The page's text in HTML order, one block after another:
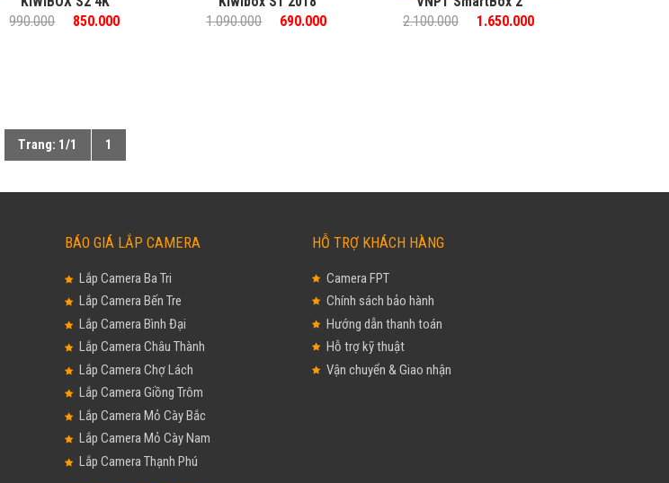
990.000
850.000
1.090.000
690.000
2.100.000
1.650.000
Trang: 1/1 1
BÁO GIÁ LẮP CAMERA
Lắp Camera Ba Tri
Lắp Camera Bến Tre
Lắp Camera Bình Đại
Lắp Camera Châu Thành
Lắp Camera Chợ Lách
Lắp Camera Giồng Trôm
Lắp Camera Mỏ Cày Bắc
Lắp Camera Mỏ Cày Nam
Lắp Camera Thạnh Phú
HỖ TRỢ KHÁCH HÀNG
Camera FPT
Chính sách bảo hành
Hướng dẫn thanh toán
Hỗ trợ kỹ thuật
Vận chuyển & Giao nhận